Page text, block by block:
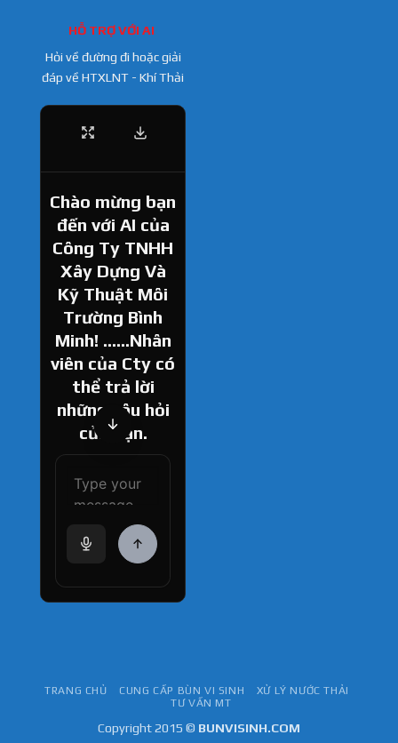
HỖ TRỢ VỚI AI
Hỏi về đường đi hoặc giải
đáp về HTXLNT - Khí Thải
Chào mừng bạn
đến với AI của
Công Ty TNHH
Xây Dựng Và
Kỹ Thuật Môi
Trường Bình
Minh! ......Nhân
viên của Cty có
thể trả lời
những câu hỏi
của bạn.
How can I help
you today?
TRANG CHỦ CUNG CẤP BÙN VI SINH
XỬ LÝ NƯỚC THẢI
TƯ VẤN MT
Copyright 2015 © BUNVISINH.COM